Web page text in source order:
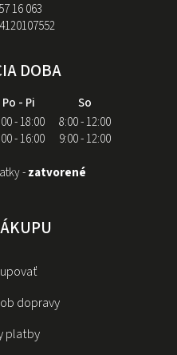
16 063
DOBA
Po - Pi
So
- 18:00
8:00 - 12:00
- 16:00
9:00 - 12:00
-zatvorené
dopravy
platby